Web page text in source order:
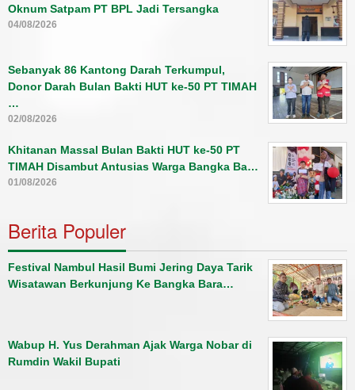
Oknum Satpam PT BPL Jadi Tersangka
04/08/2026
Sebanyak 86 Kantong Darah Terkumpul,
Donor Darah Bulan Bakti HUT ke-50 PT TIMAH
…
02/08/2026
Khitanan Massal Bulan Bakti HUT ke-50 PT
TIMAH Disambut Antusias Warga Bangka Ba…
01/08/2026
Berita Populer
Festival Nambul Hasil Bumi Jering Daya Tarik
Wisatawan Berkunjung Ke Bangka Bara…
Wabup H. Yus Derahman Ajak Warga Nobar di
Rumdin Wakil Bupati